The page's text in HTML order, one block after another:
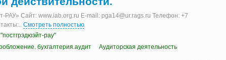
РАУ» Сайт: www.iab.org.ru E-mail: pga14@ur.rags.ru Телефон: +7
.. Смотреть полностью
рау"
бухгалтерия.аудит Аудиторская деятельность